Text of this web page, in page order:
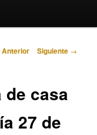
Anterior Siguiente →
de casa
27 de